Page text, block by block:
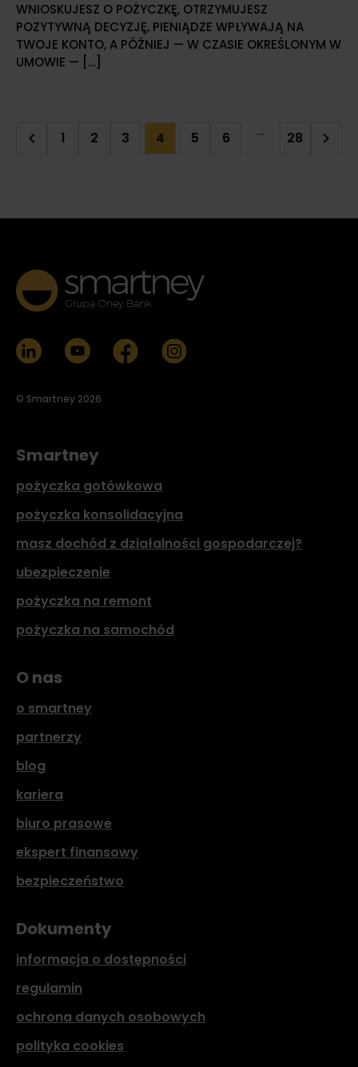
WNIOSKUJESZ O POŻYCZKĘ, OTRZYMUJESZ
POZYTYWNĄ DECYZJĘ, PIENIĄDZE WPŁYWAJĄ NA
TWOJE KONTO, A PÓŹNIEJ — W CZASIE OKREŚLONYM W
UMOWIE — […]
1 2 3 4 5 6 … 28
© Smartney 2026
Smartney
pożyczka gotówkowa
pożyczka konsolidacyjna
masz dochód z działalności gospodarczej?
ubezpieczenie
pożyczka na remont
pożyczka na samochód
O nas
o smartney
partnerzy
blog
kariera
biuro prasowe
ekspert finansowy
bezpieczeństwo
Dokumenty
informacja o dostępności
regulamin
ochrona danych osobowych
polityka cookies